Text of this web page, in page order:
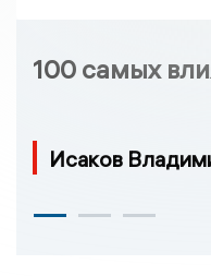
100 самых
Исаков